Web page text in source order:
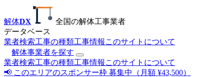
解体DX
全国の解体工事業者
データベース
業者検索工事の種類工事情報 このサイトについて
解体事業者を探す
業者検索工事の種類工事情報 このサイトについて
📢 このエリアのスポンサー枠 募集中（月額 ¥43,500）